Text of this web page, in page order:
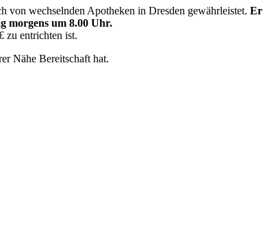
von wech­seln­den Apo­the­ken in Dres­den gewähr­leis­tet. Er
mor­gens um 8.00 Uhr.
zu ent­rich­ten ist.
Nähe Bereit­schaft hat.